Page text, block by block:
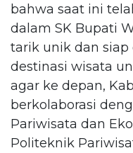
bahwa saat ini
dalam SK Bupati
tarik unik dan
destinasi wisata
agar ke depan,
berkolaborasi
Pariwisata dan
Politeknik